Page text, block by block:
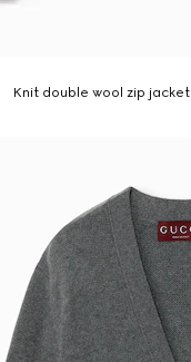
Knit double wool zip jacket